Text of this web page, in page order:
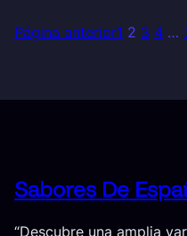
Página anterior1 2 3 4 …
Sabores De
“Descubre una amplia